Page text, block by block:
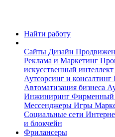
Найти работу
Сайты Дизайн
Реклама и Маркетинг
искусственный интеллект
Аутсорсинг и консалтинг
Автоматизация бизнеса
Инжиниринг Фирменный
Мессенджеры Игры
Социальные сети
и блокчейн
Фрилансеры